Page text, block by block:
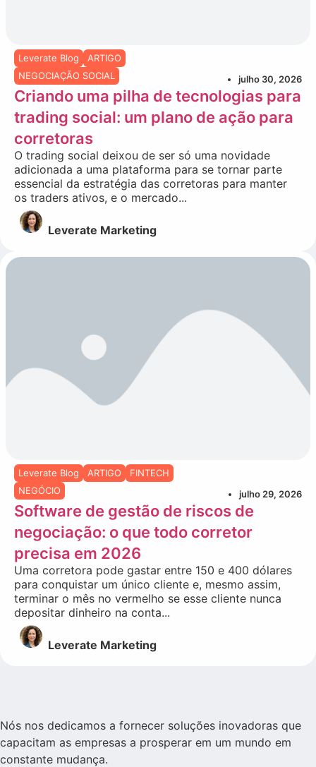
Leverate Blog
ARTIGO
NEGOCIAÇÃO SOCIAL
julho 30, 2026
Criando uma pilha de tecnologias para
trading social: um plano de ação para
corretoras
O trading social deixou de ser só uma novidade
adicionada a uma plataforma para se tornar parte
essencial da estratégia das corretoras para manter
os traders ativos, e o mercado...
Leverate Marketing
Leverate Blog ARTIGO
FINTECH
NEGÓCIO
julho 29, 2026
Software de gestão de riscos de
negociação: o que todo corretor
precisa em 2026
Uma corretora pode gastar entre 150 e 400 dólares
para conquistar um único cliente e, mesmo assim,
terminar o mês no vermelho se esse cliente nunca
depositar dinheiro na conta...
Leverate Marketing
Nós nos dedicamos a fornecer soluções inovadoras que
capacitam as empresas a prosperar em um mundo em
constante mudança.